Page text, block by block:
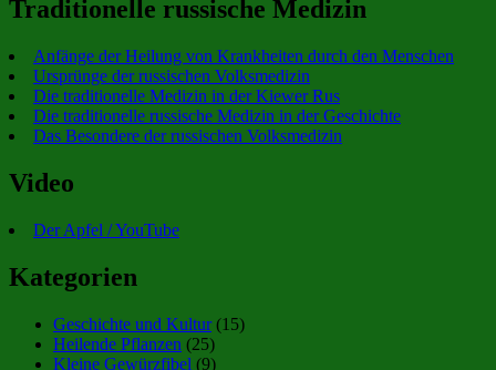
Traditionelle russische Medizin
Anfänge der Heilung von Krankheiten durch den Menschen
Ursprünge der russischen Volksmedizin
Die traditionelle Medizin in der Kiewer Rus
Die traditionelle russische Medizin in der Geschichte
Das Besondere der russischen Volksmedizin
Video
Der Apfel / YouTube
Kategorien
Geschichte und Kultur(15)
Heilende Pflanzen (25)
Kleine Gewürzfibel (9)